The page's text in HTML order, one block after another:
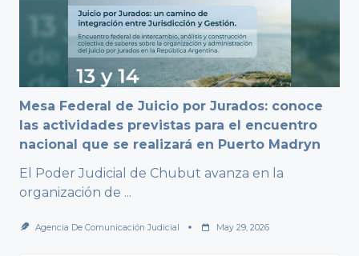
Mesa Federal de Juicio por Jurados: conoce
las actividades previstas para el encuentro
nacional que se realizará en Puerto Madryn
El Poder Judicial de Chubut avanza en la
organización de ...
Agencia De Comunicación Judicial May 29, 2026